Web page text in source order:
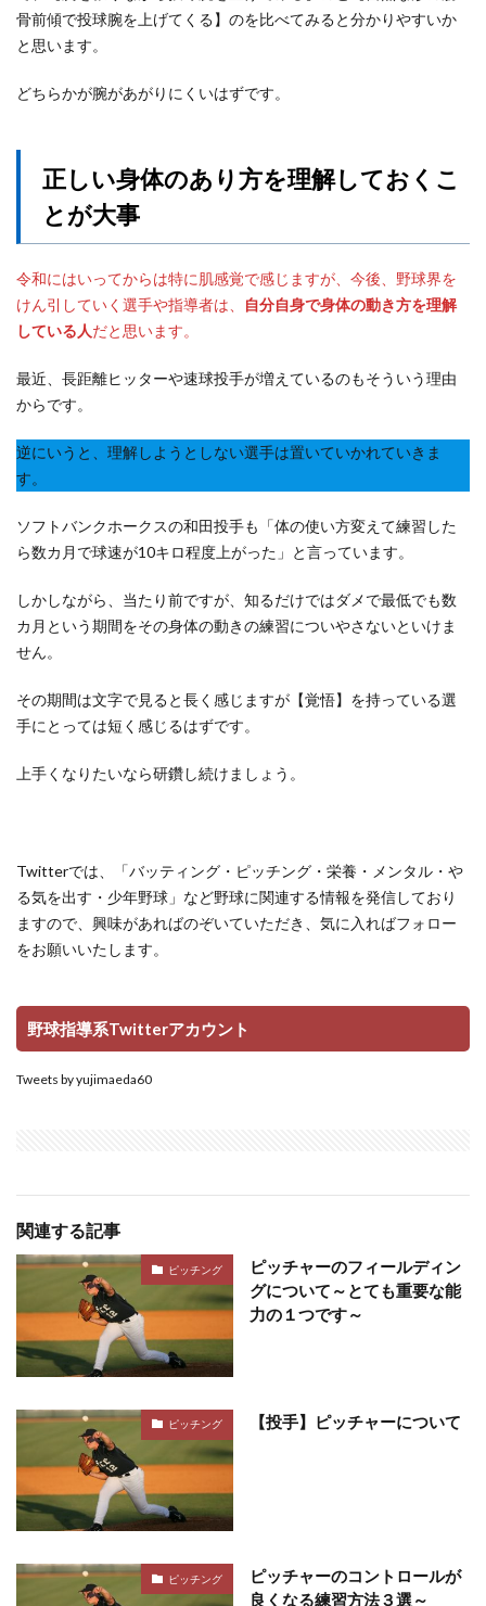
骨前傾で投球腕を上げてくる】のを比べてみると分かりやすいか
と思います。
どちらかが腕があがりにくいはずです。
正しい身体のあり方を理解しておくこ
とが大事
令和にはいってからは特に肌感覚で感じますが、今後、野球界を
けん引していく選手や指導者は、
自分自身で身体の動き方を理解
している人だと思います。
最近、長距離ヒッターや速球投手が増えているのもそういう理由
からです。
逆にいうと、理解しようとしない選手は置いていかれていきま
す。
ソフトバンクホークスの和田投手も「体の使い方変えて練習した
ら数カ月で球速が10キロ程度上がった」と言っています。
しかしながら、当たり前ですが、知るだけではダメで最低でも数
カ月という期間をその身体の動きの練習についやさないといけま
せん。
その期間は文字で見ると長く感じますが【覚悟】を持っている選
手にとっては短く感じるはずです。
上手くなりたいなら研鑽し続けましょう。
Twitterでは、「バッティング・ピッチング・栄養・メンタル・や
る気を出す・少年野球」など野球に関連する情報を発信しており
ますので、興味があればのぞいていただき、気に入ればフォロー
をお願いいたします。
野球指導系Twitterアカウント
Tweets by yujimaeda60
関連する記事
ピッチング
ピッチャーのフィールディン
グについて～とても重要な能
力の１つです～
ピッチング 【投手】ピッチャーについて
ピッチング
ピッチャーのコントロールが
良くなる練習方法３選～